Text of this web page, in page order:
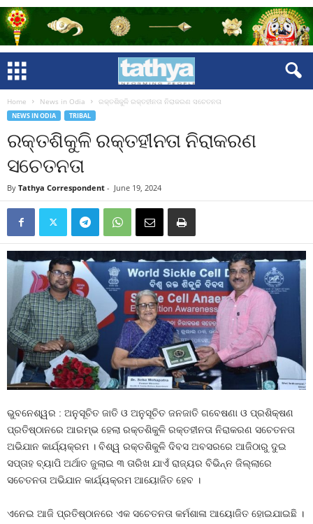
Home News in Odia ରକ୍ତଶିକୁଳି ରକ୍ତହୀନତା ନିରାକରଣ ସଚେତନତା
NEWS IN ODIA TRIBAL
ରକ୍ତଶିକୁଳି ରକ୍ତହୀନତା ନିରାକରଣ
ସଚେତନତା
By Tathya Correspondent - June 19, 2024
ଭୁବନେଶ୍ୱର : ଅନୁସୂଚିତ ଜାତି ଓ ଅନୁସୂଚିତ ଜନଜାତି ଗବେଷଣା ଓ ପ୍ରଶିକ୍ଷଣ
ପ୍ରତିଷ୍ଠାନରେ ଆରମ୍ଭ ହେଲା ରକ୍ତଶିକୁଳି ରକ୍ତହୀନତା ନିରାକରଣ ସଚେତନତା
ଅଭିଯାନ କାର୍ଯ୍ୟକ୍ରମ । ବିଶ୍ୱ ରକ୍ତଶିକୁଳି ଦିବସ ଅବସରରେ ଆଜିଠାରୁ ଦୁଇ
ସପ୍ତାହ ବ୍ୟାପି ଅର୍ଥାତ ଜୁଲାଇ ୩ ତାରିଖ ଯାଏଁ ରାଜ୍ୟର ବିଭିନ୍ନ ଜିଲ୍ଲାରେ
ସଚେତନତା ଅଭିଯାନ କାର୍ଯ୍ୟକ୍ରମ ଆୟୋଜିତ ହେବ ।
ଏନେଇ ଆଜି ପ୍ରତିଷ୍ଠାନରେ ଏକ ସଚେତନତା କର୍ମଶାଳା ଆୟୋଜିତ ହୋଇଯାଇଛି ।